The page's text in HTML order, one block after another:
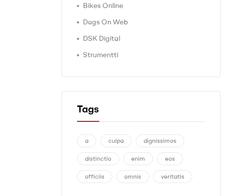
Bikes Online
Dogs On Web
DSK Digital
Strumentti
Tags
a culpa dignissimos
distinctio enim eos
officiis omnis veritatis